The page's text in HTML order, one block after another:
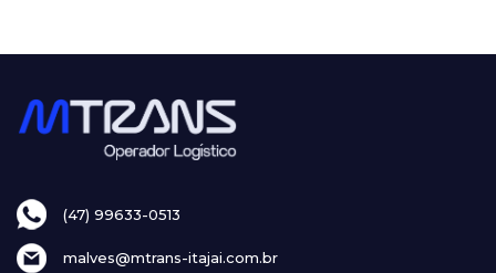
(47) 99633-0513
malves@mtrans-itajai.com.br